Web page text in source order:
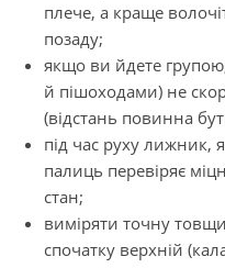
плече, а краще
позаду;
якщо ви йдете
й пішоходами) не
(відстань повинна
під час руху лижник,
палиць перевіряє
стан;
виміряти точну
спочатку верхній